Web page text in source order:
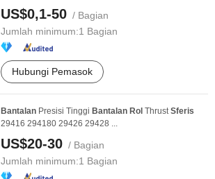
US$0,1-50 / Bagian
Jumlah minimum:1 Bagian
Hubungi Pemasok
Bantalan Presisi Tinggi Bantalan Rol ThrustSferis
29416 294180 29426 29428 ...
US$20-30 / Bagian
Jumlah minimum:1 Bagian